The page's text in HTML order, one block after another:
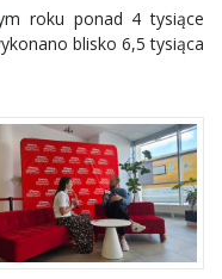
roku ponad 4 tysiące
blisko 6,5 tysiąca